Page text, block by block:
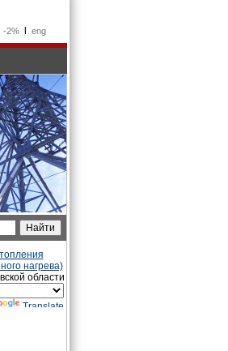
-2%l eng
нагрева)
области
Translate